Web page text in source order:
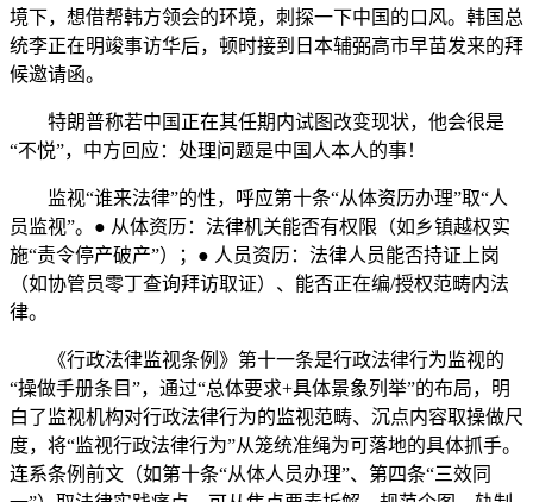
境下，想借帮韩方领会的环境，刺探一下中国的口风。韩国总
统李正在明竣事访华后，顿时接到日本辅弼高市早苗发来的拜
候邀请函。
特朗普称若中国正在其任期内试图改变现状，他会很是
“不悦”，中方回应：处理问题是中国人本人的事！
监视“谁来法律”的性，呼应第十条“从体资历办理”取“人
员监视”。● 从体资历：法律机关能否有权限（如乡镇越权实
施“责令停产破产”）；● 人员资历：法律人员能否持证上岗
（如协管员零丁查询拜访取证）、能否正在编/授权范畴内法
律。
《行政法律监视条例》第十一条是行政法律行为监视的
“操做手册条目”，通过“总体要求+具体景象列举”的布局，明
白了监视机构对行政法律行为的监视范畴、沉点内容取操做尺
度，将“监视行政法律行为”从笼统准绳为可落地的具体抓手。
连系条例前文（如第十条“从体人员办理”、第四条“三效同